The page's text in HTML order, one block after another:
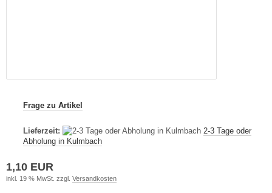
Frage zu Artikel
Lieferzeit:
2-3 Tage oder
Abholung in Kulmbach
1,10 EUR
inkl. 19 % MwSt. zzgl. Versandkosten